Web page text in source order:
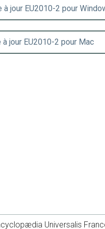
à jour EU2010-2 pour
à jour EU2010-2 pour Mac
Universalis